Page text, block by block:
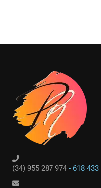
(34) 955 287 974 - 618 433